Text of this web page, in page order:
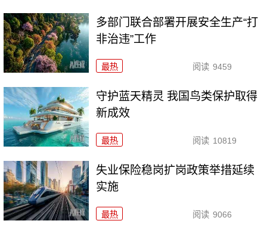
多部门联合部署开展安全生产“打
非治违”工作
最热 阅读 9459
守护蓝天精灵 我国鸟类保护取得
新成效
最热 阅读 10819
失业保险稳岗扩岗政策举措延续
实施
最热 阅读 9066